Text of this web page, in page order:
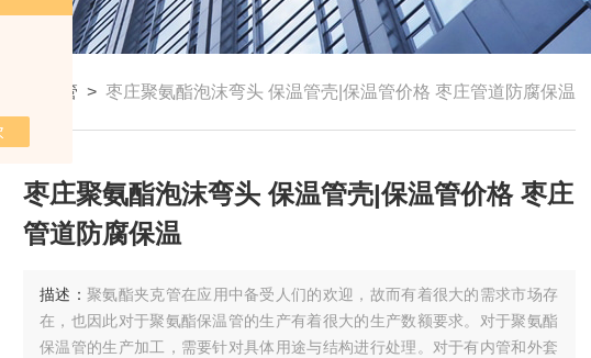
保温管 > 枣庄聚氨酯泡沫弯头 保温管壳|保温管价格 枣庄管道防腐保温
枣庄聚氨酯泡沫弯头 保温管壳|保温管价格 枣庄
管道防腐保温
描述：聚氨酯夹克管在应用中备受人们的欢迎，故而有着很大的需求市场存
在，也因此对于聚氨酯保温管的生产有着很大的生产数额要求。对于聚氨酯
保温管的生产加工，需要针对具体用途与结构进行处理。对于有内管和外套